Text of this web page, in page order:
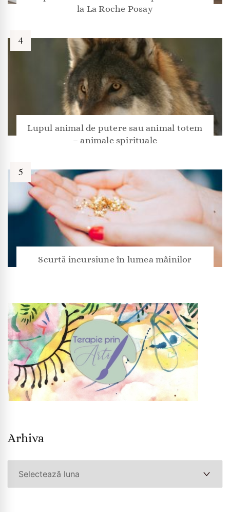
la La Roche Posay
Lupul animal de putere sau animal totem
– animale spirituale
Scurtă incursiune în lumea mâinilor
Arhiva